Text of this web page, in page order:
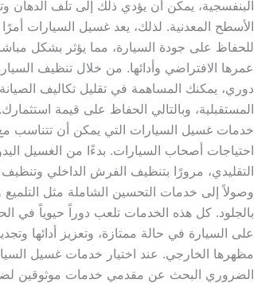
البنفسجية، يمكن أن يؤدي ذلك إلى تلف الدهان
الأسطح المعدنية. لذلك، يعد غسيل السيارات أمرًا
للحفاظ على جودة السيارة، مما يؤثر بشكل
عمرها الافتراضي وأدائها. من خلال تنظيف
دوري، يمكنك المساهمة في تقليل تكاليف الصيانة
المستقبلية، وبالتالي الحفاظ على قيمة
خدمات غسيل السيارات التي يمكن أن تتناسب
احتياجات أصحاب السيارات. بدءًا من الغسيل
التقليدي، مرورًا بتنظيف الفرش الداخلي
وصولاً إلى خدمات التحسين الشاملة مثل التلميع
بالجلود. كل هذه الخدمات تلعب دوراً حيوياً في
على السيارة في حالة ممتازة، وتعزيز أدائها
مظهرها الخارجي. عند اختيار خدمات غسيل
الضروري البحث عن مقدمي خدمات موثوقين